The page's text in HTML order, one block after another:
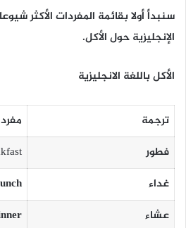
سنبدأ أولا بقائمة المفردات الأكثر
الإنجليزية حول الأكل.
الأكل باللغة الانجليزية
ترجمة
فطور
غداء
عشاء